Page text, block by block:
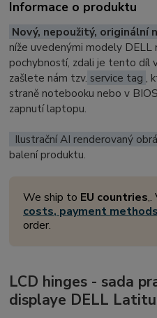
Informace o produktu
Nový, nepoužitý, originální
níže uvedenými modely
pochybností, zdali je tento díl
zašlete nám tzv. service tag ,
straně notebooku nebo v
zapnutí laptopu.
Ilustrační AI renderovaný
balení produktu.
We ship to EU countries,.
costs, payment
order.
LCD hinges - sada
displaye DELL